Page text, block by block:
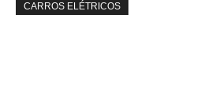
CARROS ELÉTRICOS